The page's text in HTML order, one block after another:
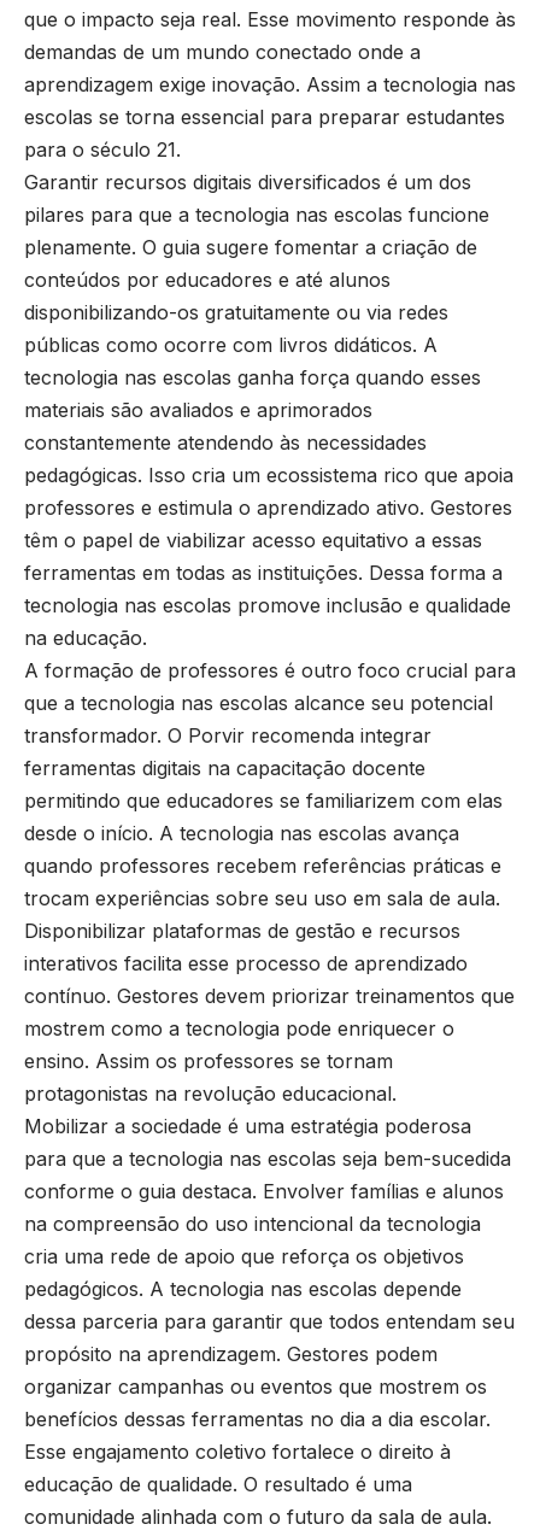
que o impacto seja real. Esse movimento responde às
demandas de um mundo conectado onde a
aprendizagem exige inovação. Assim a tecnologia nas
escolas se torna essencial para preparar estudantes
para o século 21.
Garantir recursos digitais diversificados é um dos
pilares para que a tecnologia nas escolas funcione
plenamente. O guia sugere fomentar a criação de
conteúdos por educadores e até alunos
disponibilizando-os gratuitamente ou via redes
públicas como ocorre com livros didáticos. A
tecnologia nas escolas ganha força quando esses
materiais são avaliados e aprimorados
constantemente atendendo às necessidades
pedagógicas. Isso cria um ecossistema rico que apoia
professores e estimula o aprendizado ativo. Gestores
têm o papel de viabilizar acesso equitativo a essas
ferramentas em todas as instituições. Dessa forma a
tecnologia nas escolas promove inclusão e qualidade
na educação.
A formação de professores é outro foco crucial para
que a tecnologia nas escolas alcance seu potencial
transformador. O Porvir recomenda integrar
ferramentas digitais na capacitação docente
permitindo que educadores se familiarizem com elas
desde o início. A tecnologia nas escolas avança
quando professores recebem referências práticas e
trocam experiências sobre seu uso em sala de aula.
Disponibilizar plataformas de gestão e recursos
interativos facilita esse processo de aprendizado
contínuo. Gestores devem priorizar treinamentos que
mostrem como a tecnologia pode enriquecer o
ensino. Assim os professores se tornam
protagonistas na revolução educacional.
Mobilizar a sociedade é uma estratégia poderosa
para que a tecnologia nas escolas seja bem-sucedida
conforme o guia destaca. Envolver famílias e alunos
na compreensão do uso intencional da tecnologia
cria uma rede de apoio que reforça os objetivos
pedagógicos. A tecnologia nas escolas depende
dessa parceria para garantir que todos entendam seu
propósito na aprendizagem. Gestores podem
organizar campanhas ou eventos que mostrem os
benefícios dessas ferramentas no dia a dia escolar.
Esse engajamento coletivo fortalece o direito à
educação de qualidade. O resultado é uma
comunidade alinhada com o futuro da sala de aula.